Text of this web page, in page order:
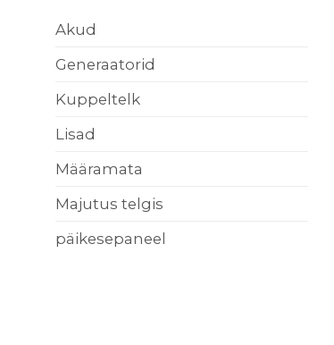
Akud
Generaatorid
Kuppeltelk
Lisad
Määramata
Majutus telgis
päikesepaneel